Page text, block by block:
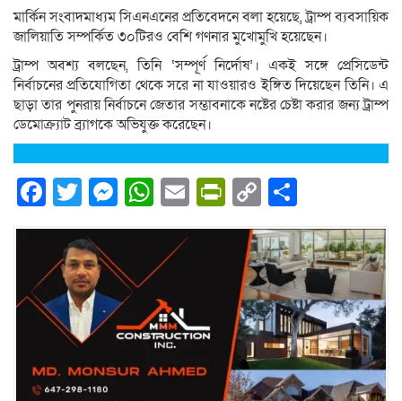
মার্কিন সংবাদমাধ্যম সিএনএনের প্রতিবেদনে বলা হয়েছে, ট্রাম্প ব্যবসায়িক
জালিয়াতি সম্পর্কিত ৩০টিরও বেশি গণনার মুখোমুখি হয়েছেন।
ট্রাম্প অবশ্য বলছেন, তিনি ‘সম্পূর্ণ নির্দোষ’। একই সঙ্গে প্রেসিডেন্ট
নির্বাচনের প্রতিযোগিতা থেকে সরে না যাওয়ারও ইঙ্গিত দিয়েছেন তিনি। এ
ছাড়া তার পুনরায় নির্বাচনে জেতার সম্ভাবনাকে নষ্টের চেষ্টা করার জন্য ট্রাম্প
ডেমোক্র্যাট ব্র্যাগকে অভিযুক্ত করেছেন।
Facebook
Twitter
Messenger
WhatsApp
EmailPrintFriendly
Copy
Link